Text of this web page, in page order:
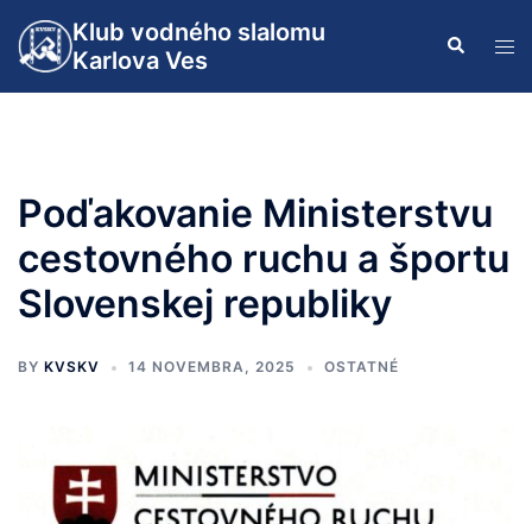
Preskočiť
na
obsah
Klub vodného slalomu
Karlova Ves
Search
Poďakovanie Ministerstvu
cestovného ruchu a športu
Slovenskej republiky
BY KVSKV 14 NOVEMBRA, 2025 OSTATNÉ